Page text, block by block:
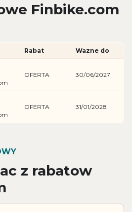
Finbike.com
Rabat Wazne do
OFERTA 30/06/2027
OFERTA 31/01/2028
z rabatow